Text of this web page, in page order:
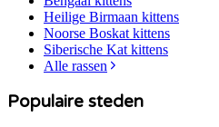
Heilige Birmaan kittens
Noorse Boskat kittens
Siberische Kat kittens
Alle rassen
Populaire steden